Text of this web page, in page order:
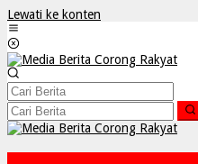
Lewati ke konten